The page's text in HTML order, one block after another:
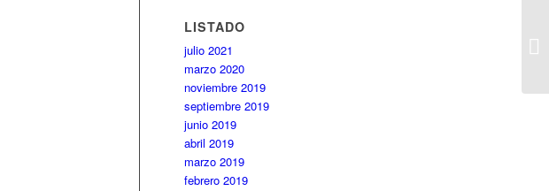
LISTADO
julio 2021
marzo 2020
noviembre 2019
septiembre 2019
junio 2019
abril 2019
marzo 2019
febrero 2019